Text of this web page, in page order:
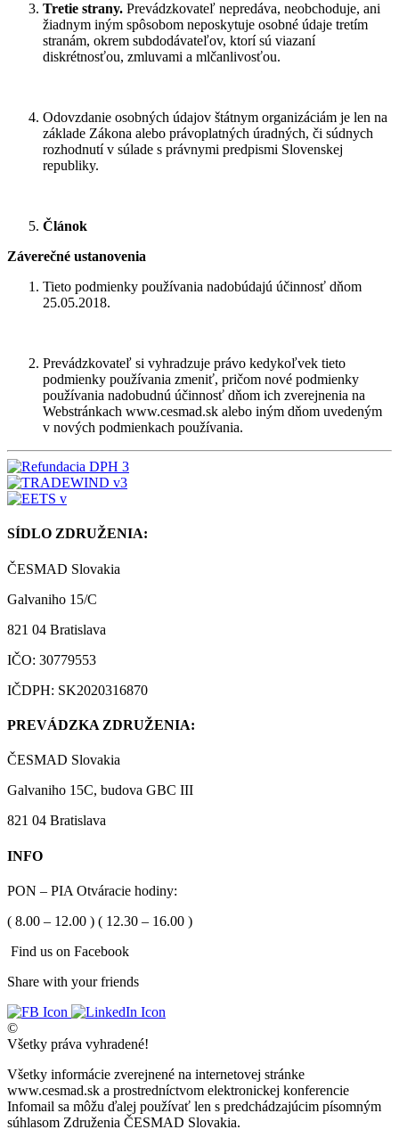
Tretie strany. Prevádzkovateľ nepredáva, neobchoduje, ani
žiadnym iným spôsobom neposkytuje osobné údaje tretím
stranám, okrem subdodávateľov, ktorí sú viazaní
diskrétnosťou, zmluvami a mlčanlivosťou.
Odovzdanie osobných údajov štátnym organizáciám je len na
základe Zákona alebo právoplatných úradných, či súdnych
rozhodnutí v súlade s právnymi predpismi Slovenskej
republiky.
Článok
Záverečné ustanovenia
Tieto podmienky používania nadobúdajú účinnosť dňom
25.05.2018.
Prevádzkovateľ si vyhradzuje právo kedykoľvek tieto
podmienky používania zmeniť, pričom nové podmienky
používania nadobudnú účinnosť dňom ich zverejnenia na
Webstránkach www.cesmad.sk alebo iným dňom uvedeným
v nových podmienkach používania.
SÍDLO ZDRUŽENIA:
ČESMAD Slovakia
Galvaniho 15/C
821 04 Bratislava
IČO: 30779553
IČDPH: SK2020316870
PREVÁDZKA ZDRUŽENIA:
ČESMAD Slovakia
Galvaniho 15C, budova GBC III
821 04 Bratislava
INFO
PON – PIA Otváracie hodiny:
( 8.00 – 12.00 ) ( 12.30 – 16.00 )
Find us on Facebook
Share with your friends
©
Všetky práva vyhradené!
Všetky informácie zverejnené na internetovej stránke
www.cesmad.sk a prostredníctvom elektronickej konferencie
Infomail sa môžu ďalej používať len s predchádzajúcim písomným
súhlasom Združenia ČESMAD Slovakia.